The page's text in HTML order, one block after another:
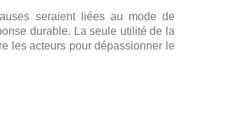
seraient liées au mode de
durable. La seule utilité de la
les acteurs pour dépassionner le